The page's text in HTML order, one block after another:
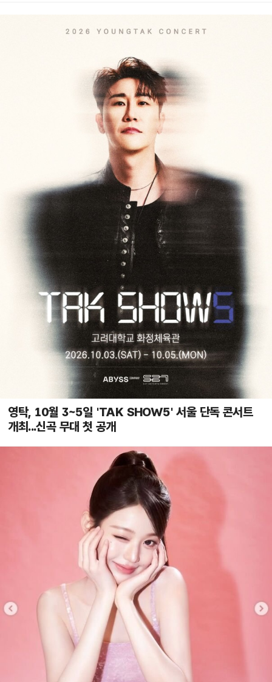
영탁, 10월 3~5일 'TAK SHOW5' 서울 단독 콘서트
개최...신곡 무대 첫 공개